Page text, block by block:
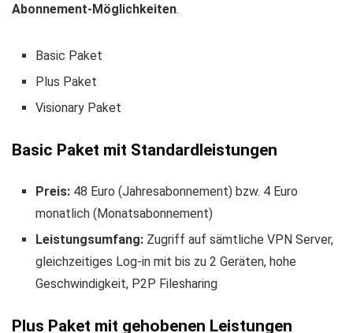
Abonnement-Möglichkeiten.
Basic Paket
Plus Paket
Visionary Paket
Basic Paket mit Standardleistungen
Preis: 48 Euro (Jahresabonnement) bzw. 4 Euro
monatlich (Monatsabonnement)
Leistungsumfang: Zugriff auf sämtliche VPN Server,
gleichzeitiges Log-in mit bis zu 2 Geräten, hohe
Geschwindigkeit, P2P Filesharing
Plus Paket mit gehobenen Leistungen